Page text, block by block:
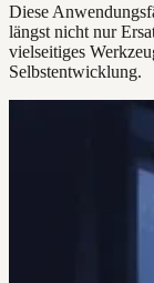
Diese
längst nicht nur
vielseitiges
Selbstentwicklung.